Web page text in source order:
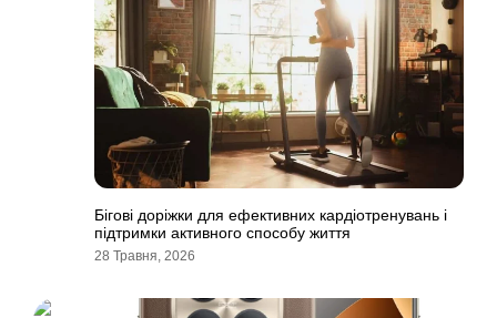
Бігові доріжки для ефективних кардіотренувань і
підтримки активного способу життя
28 Травня, 2026